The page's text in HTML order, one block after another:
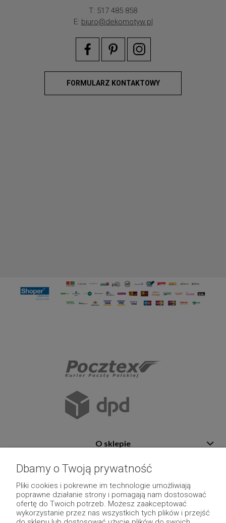
T: 517 485 858
E: biuro@dekomotyw.pl
FORMULARZ KONTAKTOWY
O sklepie
Płatność i dostawa
Moje konto
Pozostałe
Dbamy o Twoją prywatność
Pliki cookies i pokrewne im technologie umożliwiają
poprawne działanie strony i pomagają nam dostosować
ofertę do Twoich potrzeb. Możesz zaakceptować
wykorzystanie przez nas wszystkich tych plików i przejść